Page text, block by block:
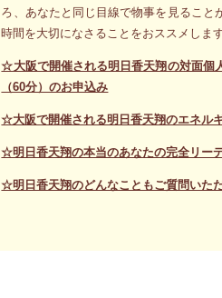
ろ、あなたと同じ目線で物事を見ること
時間を大切になさることをおススメします
☆大阪で開催される明日香天翔の対面個
（60分）のお申込み
☆大阪で開催される明日香天翔のエネル
☆明日香天翔の本当のあなたの完全リー
☆明日香天翔のどんなこともご質問いた